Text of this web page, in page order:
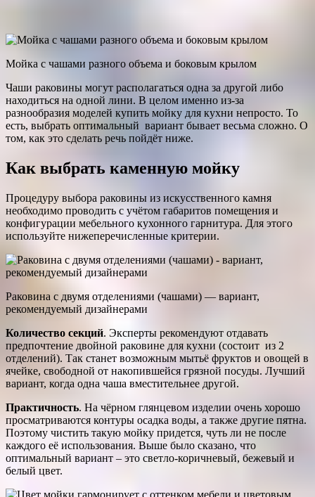
Мойка с чашами разного объема и боковым крылом
Чаши раковины могут располагаться одна за другой либо
находиться на одной лини. В целом именно из-за
разнообразия моделей купить мойку для кухни непросто. То
есть, выбрать оптимальный вариант бывает весьма сложно. О
том, как это сделать речь пойдёт ниже.
Как выбрать каменную мойку
Процедуру выбора раковины из искусственного камня
необходимо проводить с учётом габаритов помещения и
конфигурации мебельного кухонного гарнитура. Для этого
используйте нижеперечисленные критерии.
Раковина с двумя отделениями (чашами) — вариант,
рекомендуемый дизайнерами
Количество секций. Эксперты рекомендуют отдавать
предпочтение двойной раковине для кухни (состоит из 2
отделений). Так станет возможным мытьё фруктов и овощей в
ячейке, свободной от накопившейся грязной посуды. Лучший
вариант, когда одна чаша вместительнее другой.
Практичность. На чёрном глянцевом изделии очень хорошо
просматриваются контуры осадка воды, а также другие пятна.
Поэтому чистить такую мойку придется, чуть ли не после
каждого её использования. Выше было сказано, что
оптимальный вариант – это светло-коричневый, бежевый и
белый цвет.